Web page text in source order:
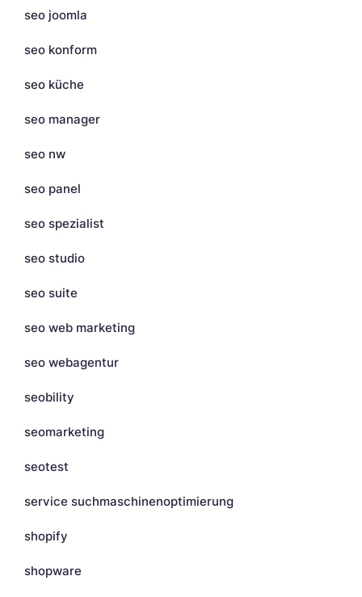
seo joomla
seo konform
seo küche
seo manager
seo nw
seo panel
seo spezialist
seo studio
seo suite
seo web marketing
seo webagentur
seobility
seomarketing
seotest
service suchmaschinenoptimierung
shopify
shopware